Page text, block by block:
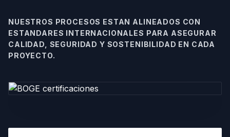
NUESTROS PROCESOS ESTAN ALINEADOS CON
ESTANDARES INTERNACIONALES PARA ASEGURAR
CALIDAD, SEGURIDAD Y SOSTENIBILIDAD EN CADA
PROYECTO.